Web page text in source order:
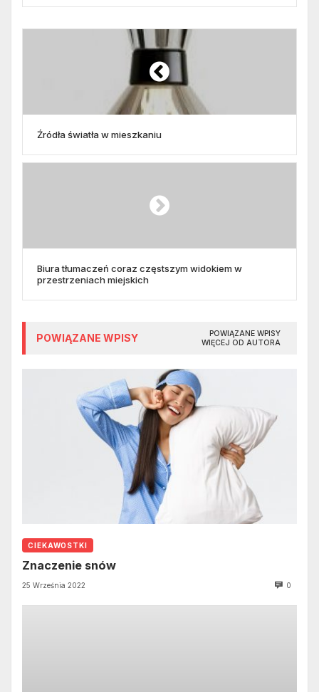
Źródła światła w mieszkaniu
Biura tłumaczeń coraz częstszym widokiem w
przestrzeniach miejskich
POWIĄZANE WPISY
POWIĄZANE WPISY
WIĘCEJ OD AUTORA
CIEKAWOSTKI
Znaczenie snów
25 Września 2022 0